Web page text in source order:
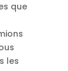
que
les